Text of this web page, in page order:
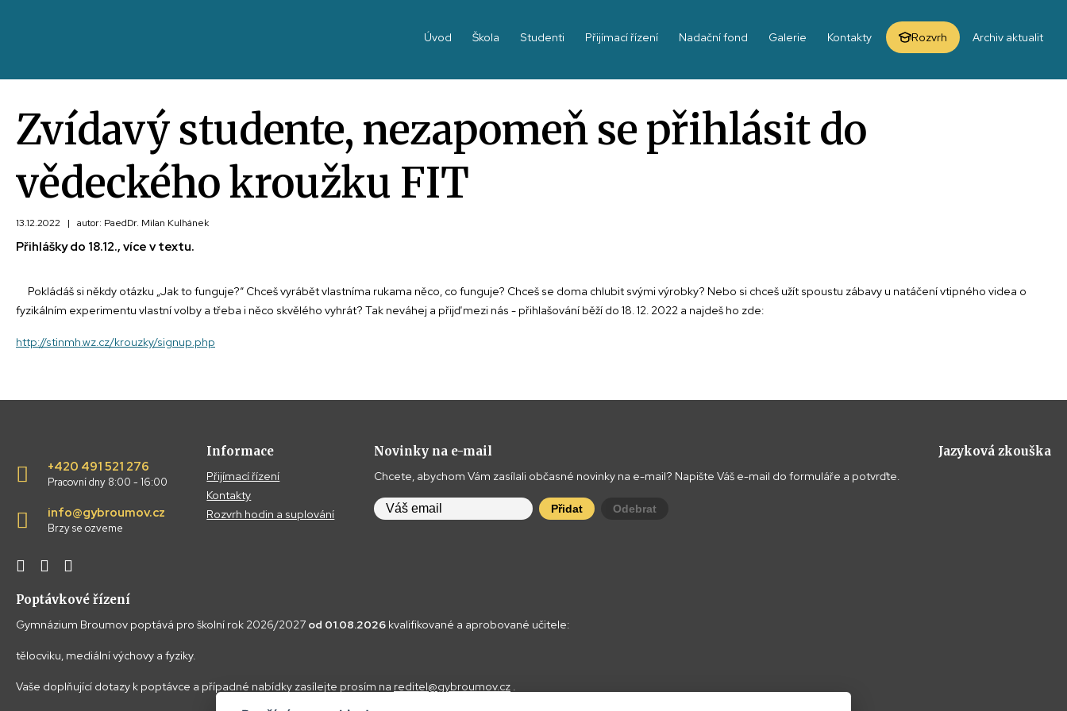
Úvod Škola Studenti Přijímací řízení Nadační fond Galerie Kontakty Rozvrh Archiv aktualit
Zvídavý studente, nezapomeň se přihlásit do
vědeckého kroužku FIT
13.12.2022 | autor: PaedDr. Milan Kulhánek
Přihlášky do 18.12., více v textu.
Pokládáš si někdy otázku „Jak to funguje?“ Chceš vyrábět vlastníma rukama něco, co funguje? Chceš se doma chlubit svými výrobky? Nebo si chceš užít spoustu zábavy u natáčení vtipného videa o
fyzikálním experimentu vlastní volby a třeba i něco skvělého vyhrát? Tak neváhej a přijď mezi nás - přihlašování běží do 18. 12. 2022 a najdeš ho zde:
http://stinmh.wz.cz/krouzky/signup.php
+420 491 521 276
Pracovní dny 8:00 - 16:00
info@gybroumov.cz
Brzy se ozveme
Informace
Přijímací řízení
Kontakty
Rozvrh hodin a suplování
Novinky na e-mail
Chcete, abychom Vám zasílali občasné novinky na e-mail? Napište Váš e-mail do formuláře a potvrďte.
Přidat Odebrat
Jazyková zkouška
Poptávkové řízení
Gymnázium Broumov poptává pro školní rok 2026/2027 od 01.08.2026 kvalifikované a aprobované učitele:
tělocviku, mediální výchovy a fyziky.
Vaše doplňující dotazy k poptávce a případné nabídky zasílejte prosím na reditel@gybroumov.cz .